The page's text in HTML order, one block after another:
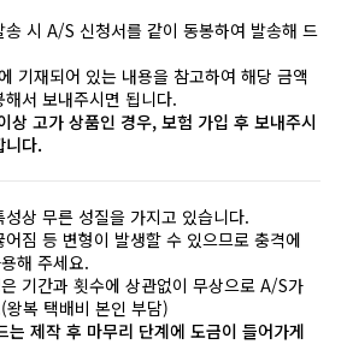
송 시 A/S 신청서를 같이 동봉하여 발송해 드
기재되어 있는 내용을 참고하여 해당 금액
서 보내주시면 됩니다.
상 고가 상품인 경우, 보험 가입 후 보내주시
니다.
상 무른 성질을 가지고 있습니다.
어짐 등 변형이 발생할 수 있으므로 충격에
해 주세요.
기간과 횟수에 상관없이 무상으로 A/S가
왕복 택배비 본인 부담)
는 제작 후 마무리 단계에 도금이 들어가게